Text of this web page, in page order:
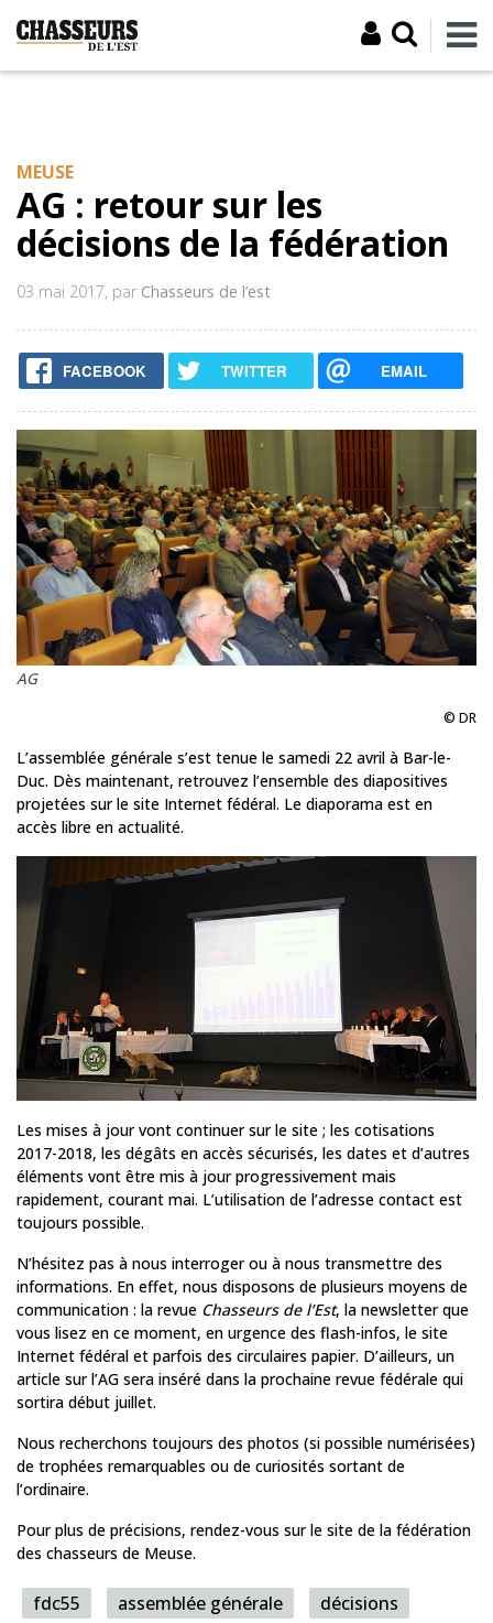
MEUSE
AG : retour sur les
décisions de la fédération
03 mai 2017, par Chasseurs de l’est
FACEBOOK TWITTER EMAIL
AG
© DR
L’assemblée générale s’est tenue le samedi 22 avril à Bar-le-
Duc. Dès maintenant, retrouvez l’ensemble des diapositives
projetées sur le site Internet fédéral. Le diaporama est en
accès libre en actualité.
Les mises à jour vont continuer sur le site ; les cotisations
2017-2018, les dégâts en accès sécurisés, les dates et d’autres
éléments vont être mis à jour progressivement mais
rapidement, courant mai. L’utilisation de l’adresse contact est
toujours possible.
N’hésitez pas à nous interroger ou à nous transmettre des
informations. En effet, nous disposons de plusieurs moyens de
communication : la revue Chasseurs de l’Est, la newsletter que
vous lisez en ce moment, en urgence des flash-infos, le site
Internet fédéral et parfois des circulaires papier. D’ailleurs, un
article sur l’AG sera inséré dans la prochaine revue fédérale qui
sortira début juillet.
Nous recherchons toujours des photos (si possible numérisées)
de trophées remarquables ou de curiosités sortant de
l’ordinaire.
Pour plus de précisions, rendez-vous sur le site de la fédération
des chasseurs de Meuse.
fdc55 assemblée générale décisions